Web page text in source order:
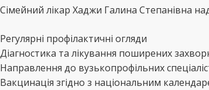
Сімейний лікар Хаджи Галина Степанівна
Регулярні профілактичні огляди
Діагностика та лікування поширених
Направлення до вузькопрофільних
Вакцинація згідно з національним